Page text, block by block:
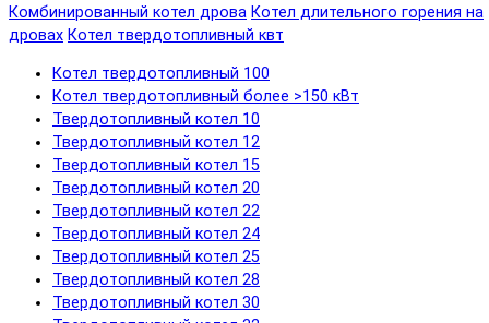
Комбинированный котел дрова Котел длительного горения на
дровах Котел твердотопливный квт
Котел твердотопливный 100
Котел твердотопливный более >150 кВт
Твердотопливный котел 10
Твердотопливный котел 12
Твердотопливный котел 15
Твердотопливный котел 20
Твердотопливный котел 22
Твердотопливный котел 24
Твердотопливный котел 25
Твердотопливный котел 28
Твердотопливный котел 30